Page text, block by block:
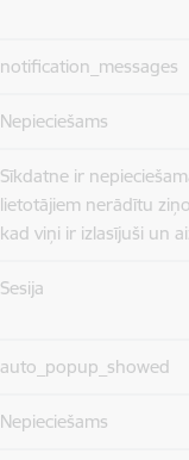
notification_messages
Nepieciešams
Sīkdatne ir
lietotājiem nerādītu
kad viņi ir izlasījuši un
Sesija
auto_popup_showed
Nepieciešams